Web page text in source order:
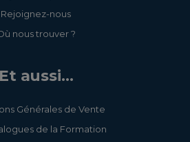
Rejoignez-nous
nous trouver ?
Et aussi...
Générales de Vente
de la Formation